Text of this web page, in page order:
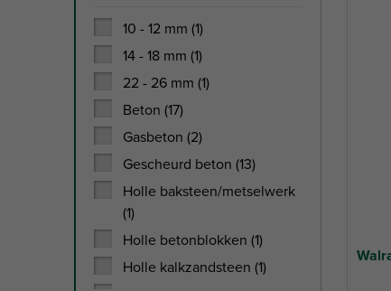
10 - 12 mm (1)
14 - 18 mm (1)
22 - 26 mm (1)
Beton (17)
Gasbeton (2)
Gescheurd beton (13)
Holle baksteen/metselwerk
(1)
Holle betonblokken (1)
Holle kalkzandsteen (1)